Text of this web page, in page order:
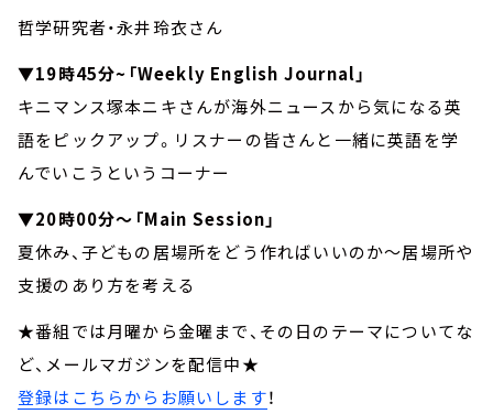
哲学研究者・永井玲衣さん
▼19時45分~「Weekly English Journal」
キニマンス塚本ニキさんが海外ニュースから気になる英
語をピックアップ。リスナーの皆さんと一緒に英語を学
んでいこうというコーナー
▼20時00分～「Main Session」
夏休み、子どもの居場所をどう作ればいいのか～居場所や
支援のあり方を考える
★番組では月曜から金曜まで、その日のテーマについてな
ど、メールマガジンを配信中★
登録はこちらからお願いします！